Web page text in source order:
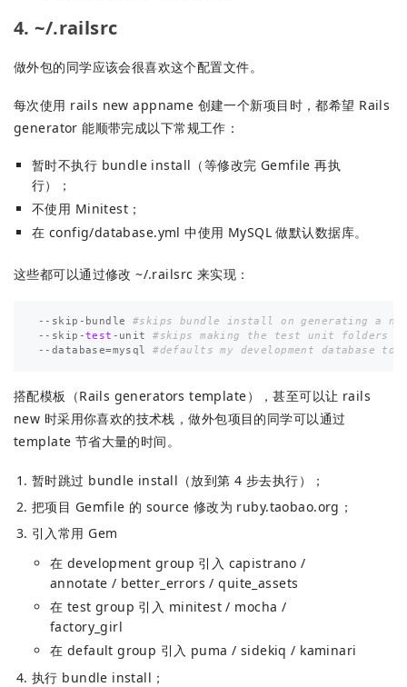
4. ~/.railsrc
做外包的同学应该会很喜欢这个配置文件。
每次使用 rails new appname 创建一个新项目时，都希望 Rails
generator 能顺带完成以下常规工作：
暂时不执行 bundle install（等修改完 Gemfile 再执
行）；
不使用 Minitest；
在 config/database.yml 中使用 MySQL 做默认数据库。
这些都可以通过修改 ~/.railsrc 来实现：
-- skip - bundle
#skips bundle install on generating a
-- skip -test - unit
#skips making the test unit folders
-- database=mysql #defaults my development database to
搭配模板（Rails generators template），甚至可以让 rails
new 时采用你喜欢的技术栈，做外包项目的同学可以通过
template 节省大量的时间。
暂时跳过 bundle install（放到第 4 步去执行）；
把项目 Gemfile 的 source 修改为 ruby.taobao.org；
引入常用 Gem
在 development group 引入 capistrano /
annotate / better_errors / quite_assets
在 test group 引入 minitest / mocha /
factory_girl
在 default group 引入 puma / sidekiq / kaminari
执行 bundle install；